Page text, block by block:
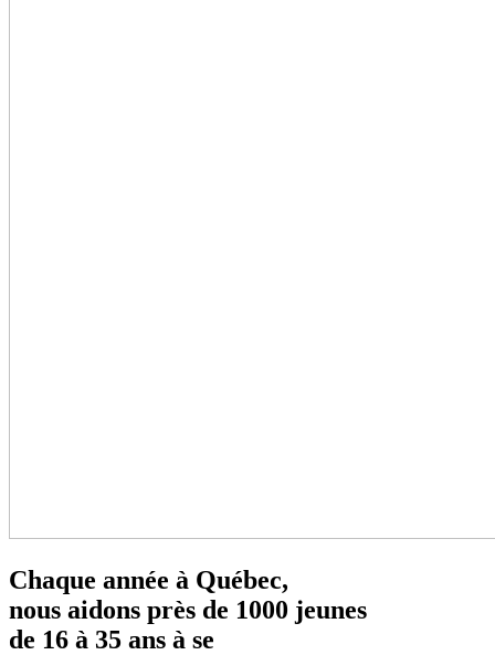
Chaque année à Québec,
nous aidons près de 1000 jeunes
de 16 à 35 ans à se